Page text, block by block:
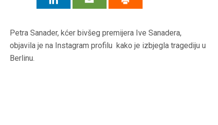
Petra Sanader, kćer bivšeg premijera Ive Sanadera,
objavila je na Instagram profilu kako je izbjegla tragediju u
Berlinu.